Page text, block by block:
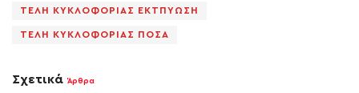
ΤΕΛΗ ΚΥΚΛΟΦΟΡΙΑΣ ΕΚΤΠΥΩΣΗ
ΤΕΛΗ ΚΥΚΛΟΦΟΡΙΑΣ ΠΟΣΑ
Σχετικά Άρθρα